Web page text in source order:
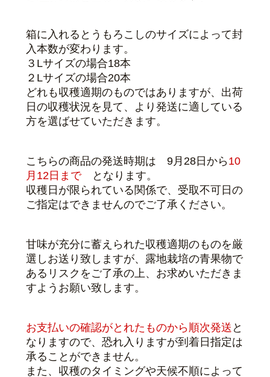
箱に入れるとうもろこしのサイズによって封
入本数が変わります。
３Lサイズの場合18本
２Lサイズの場合20本
どれも収穫適期のものではありますが、出荷
日の収穫状況を見て、より発送に適している
方を選ばせていただきます。
こちらの商品の発送時期は 9月28日から 10
月12日までとなります。
収穫日が限られている関係で、受取不可日の
ご指定はできませんのでご了承ください。
甘味が充分に蓄えられた収穫適期のものを厳
選しお送り致しますが、露地栽培の青果物で
あるリスクをご了承の上、お求めいただきま
すようお願い致します。
お支払いの確認がとれたものから順次発送 と
なりますので、恐れ入りますが到着日指定は
承ることができません。
また、収穫のタイミングや天候不順によって